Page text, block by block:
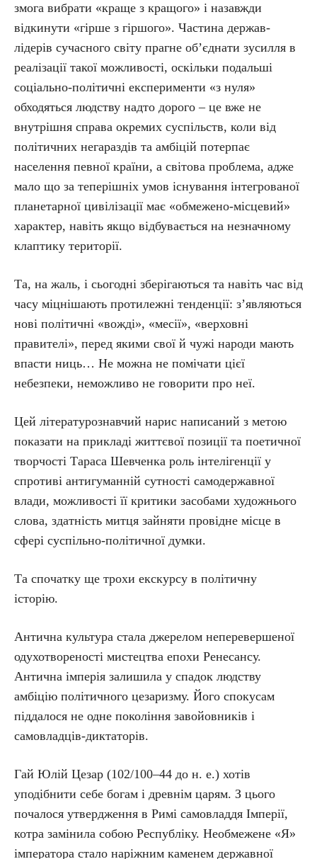
змога вибрати «краще з кращого» і назавжди
відкинути «гірше з гіршого». Частина держав-
лідерів сучасного світу прагне об’єднати зусилля в
реалізації такої можливості, оскільки подальші
соціально-політичні експерименти «з нуля»
обходяться людству надто дорого – це вже не
внутрішня справа окремих суспільств, коли від
політичних негараздів та амбіцій потерпає
населення певної країни, а світова проблема, адже
мало що за теперішніх умов існування інтегрованої
планетарної цивілізації має «обмежено-місцевий»
характер, навіть якщо відбувається на незначному
клаптику території.
Та, на жаль, і сьогодні зберігаються та навіть час від
часу міцнішають протилежні тенденції: з’являються
нові політичні «вожді», «месії», «верховні
правителі», перед якими свої й чужі народи мають
впасти ниць… Не можна не помічати цієї
небезпеки, неможливо не говорити про неї.
Цей літературознавчий нарис написаний з метою
показати на прикладі життєвої позиції та поетичної
творчості Тараса Шевченка роль інтелігенції у
спротиві антигуманній сутності самодержавної
влади, можливості її критики засобами художнього
слова, здатність митця зайняти провідне місце в
сфері суспільно-політичної думки.
Та спочатку ще трохи екскурсу в політичну
історію.
Антична культура стала джерелом неперевершеної
одухотвореності мистецтва епохи Ренесансу.
Антична імперія залишила у спадок людству
амбіцію політичного цезаризму. Його спокусам
піддалося не одне покоління завойовників і
самовладців-диктаторів.
Гай Юлій Цезар (102/100–44 до н. е.) хотів
уподібнити себе богам і древнім царям. З цього
почалося утвердження в Римі самовладдя Імперії,
котра замінила собою Республіку. Необмежене «Я»
імператора стало наріжним каменем державної